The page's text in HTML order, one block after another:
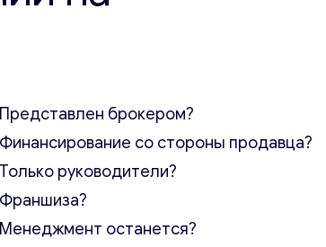
Представлен брокером?
Финансирование со стороны продавца?
Только руководители?
Франшиза?
Менеджмент останется?